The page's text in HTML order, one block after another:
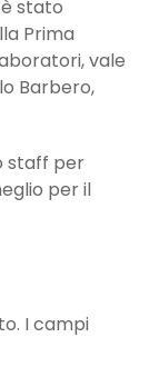
stato
Prima
vale
Barbero,
staff per
per il
I campi